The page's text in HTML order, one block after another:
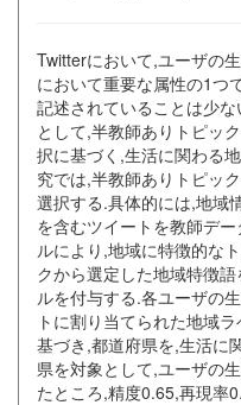
Twitterにおいて,ユーザの
において重要な属性の1つ
記述されていることは少
として,半教師ありトピッ
択に基づく,生活に関わる
究では,半教師ありトピッ
選択する.具体的には,地域
を含むツイートを教師デ
ルにより,地域に特徴的な
クから選定した地域特徴
ルを付与する.各ユーザの
トに割り当てられた地域
基づき,都道府県を,生活に
県を対象として,ユーザの
たところ,精度0.65,再現率